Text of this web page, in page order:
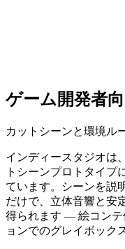
ゲーム開発者
カットシーンと環境ル
インディースタジオは
トシーンプロトタイプ
ています。シーンを説
だけで、立体音響と安
得られます — 絵コンテ
ョンでのグレイボック